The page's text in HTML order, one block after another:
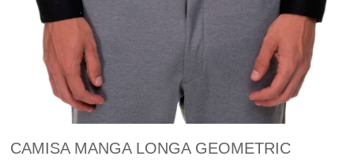
CAMISA MANGA LONGA GEOMETRIC